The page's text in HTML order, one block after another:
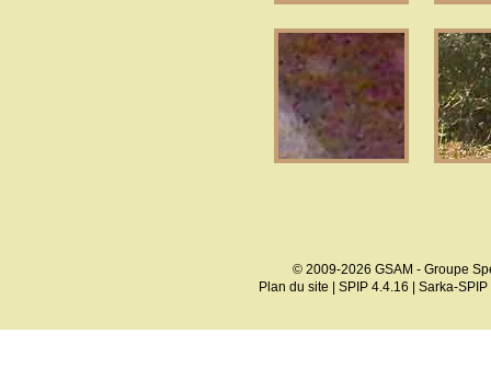
© 2009-2026 GSAM - Groupe
Plan du site | SPIP 4.4.16 | Sarka-SPIP